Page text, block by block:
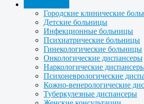
Городские клинические
Детские больницы
Инфекционные больницы
Психиатрические больницы
Гинекологические больницы
Онкологические диспансеры
Наркологические
Психоневрологические
Кожно-венерологические
Туберкулезные диспансеры